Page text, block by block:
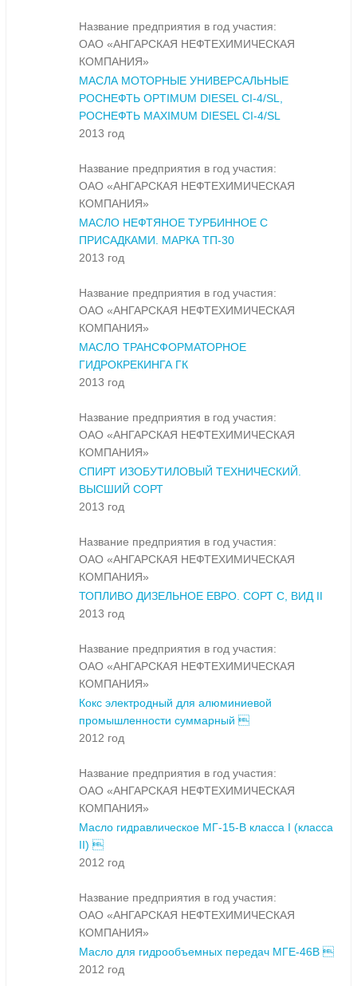
Название предприятия в год участия:
ОАО «АНГАРСКАЯ НЕФТЕХИМИЧЕСКАЯ
КОМПАНИЯ»
МАСЛА МОТОРНЫЕ УНИВЕРСАЛЬНЫЕ
РОСНЕФТЬ OPTIMUM DIESEL CI-4/SL,
РОСНЕФТЬ MAXIMUM DIESEL CI-4/SL
2013 год
Название предприятия в год участия:
ОАО «АНГАРСКАЯ НЕФТЕХИМИЧЕСКАЯ
КОМПАНИЯ»
МАСЛО НЕФТЯНОЕ ТУРБИННОЕ С
ПРИСАДКАМИ. МАРКА ТП-30
2013 год
Название предприятия в год участия:
ОАО «АНГАРСКАЯ НЕФТЕХИМИЧЕСКАЯ
КОМПАНИЯ»
МАСЛО ТРАНСФОРМАТОРНОЕ
ГИДРОКРЕКИНГА ГК
2013 год
Название предприятия в год участия:
ОАО «АНГАРСКАЯ НЕФТЕХИМИЧЕСКАЯ
КОМПАНИЯ»
СПИРТ ИЗОБУТИЛОВЫЙ ТЕХНИЧЕСКИЙ.
ВЫСШИЙ СОРТ
2013 год
Название предприятия в год участия:
ОАО «АНГАРСКАЯ НЕФТЕХИМИЧЕСКАЯ
КОМПАНИЯ»
ТОПЛИВО ДИЗЕЛЬНОЕ ЕВРО. СОРТ С, ВИД II
2013 год
Название предприятия в год участия:
ОАО «АНГАРСКАЯ НЕФТЕХИМИЧЕСКАЯ
КОМПАНИЯ»
Кокс электродный для алюминиевой
промышленности суммарный 
2012 год
Название предприятия в год участия:
ОАО «АНГАРСКАЯ НЕФТЕХИМИЧЕСКАЯ
КОМПАНИЯ»
Масло гидравлическое МГ-15-В класса I (класса
II) 
2012 год
Название предприятия в год участия:
ОАО «АНГАРСКАЯ НЕФТЕХИМИЧЕСКАЯ
КОМПАНИЯ»
Масло для гидрообъемных передач МГЕ-46В 
2012 год